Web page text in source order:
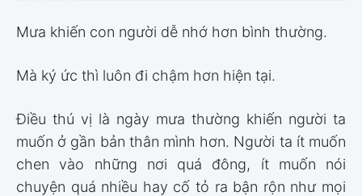
Mưa khiến con người dễ nhớ hơn bình thường.
Mà ký ức thì luôn đi chậm hơn hiện tại.
Điều thú vị là ngày mưa thường khiến người ta
muốn ở gần bản thân mình hơn. Người ta ít muốn
chen vào những nơi quá đông, ít muốn nói
chuyện quá nhiều hay cố tỏ ra bận rộn như mọi